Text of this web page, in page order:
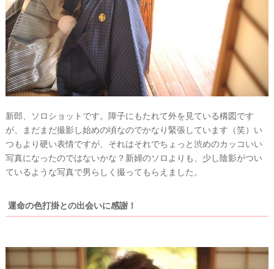
新郎、ソロショットです。障子にもたれて外を見ている構図です
が、まだまだ撮影し始めの頃なのでかなり緊張しています（笑）い
つもより硬い表情ですが、それはそれでちょっと渋めのカッコいい
写真になったのではないかな？新婦のソロよりも、少し陰影がつい
ているような写真で男らしく撮ってもらえました。
運命の色打掛との出会いに感謝！